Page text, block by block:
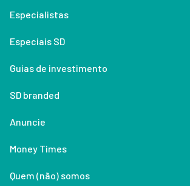
Especialistas
Especiais SD
Guias de investimento
SD branded
Anuncie
Money Times
Quem (não) somos